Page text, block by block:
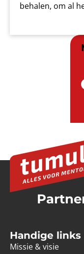
behalen, om al
Handige links
Missie & visie